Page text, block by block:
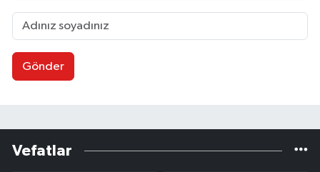
Gönder
Vefatlar